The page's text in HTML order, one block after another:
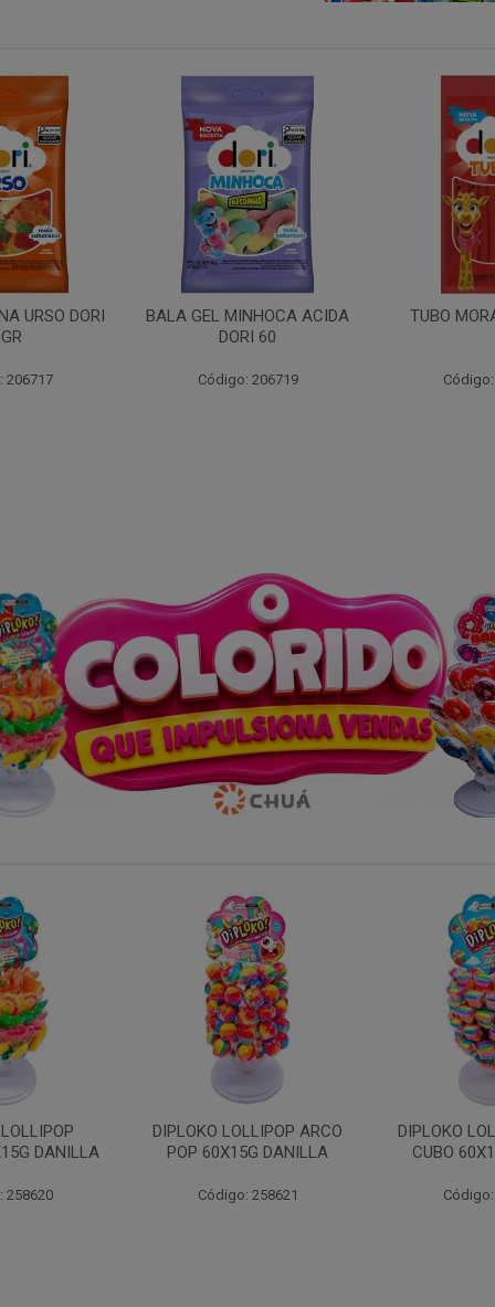
ACIDA
60
206719
TUBO MORANGO 70GR
Código: 203262
TUBO
ARCO
DANILLA
258621
DIPLOKO LOLLIPOP ARCO
CUBO 60X15G DANILL
Código: 258622
DIPLOKO